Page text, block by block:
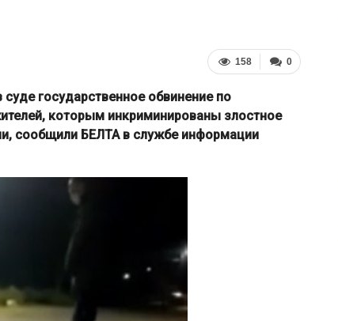
0
158
государственное обвинение по
которым инкриминированы злостное
сообщили БЕЛТА в службе информации